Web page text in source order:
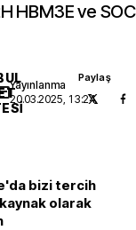
HBM3E ve
Yayınlanma
20.03.2025, 13:24
Paylaş
bizi tercih
olarak